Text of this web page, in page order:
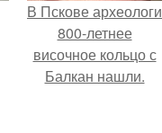
В Пскове археологи
800-летнее
височное кольцо с
Балкан нашли.